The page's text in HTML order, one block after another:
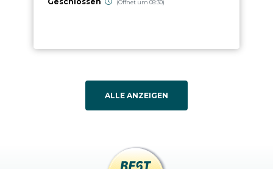
(Öffnet um 08:30)
ALLE ANZEIGEN